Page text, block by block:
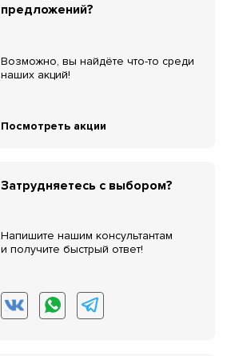
предложений?
Возможно, вы найдёте что-то среди
наших акций!
Посмотреть акции
Затрудняетесь с выбором?
Напишите нашим консультантам
и получите быстрый ответ!